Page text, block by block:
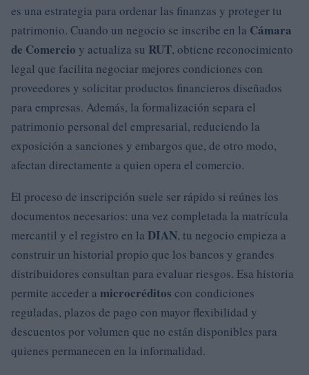
es una estrategia para ordenar las finanzas y proteger tu
patrimonio. Cuando un negocio se inscribe en la Cámara
de Comercio y actualiza su RUT, obtiene reconocimiento
legal que facilita negociar mejores condiciones con
proveedores y solicitar productos financieros diseñados
para empresas. Además, la formalización separa el
patrimonio personal del empresarial, reduciendo la
exposición a sanciones y embargos que, de otro modo,
afectan directamente a quien opera el comercio.
El proceso de inscripción suele ser rápido si reúnes los
documentos necesarios: una vez completada la matrícula
mercantil y el registro en la DIAN, tu negocio empieza a
construir un historial propio que los bancos y grandes
distribuidores consultan para evaluar riesgos. Esa historia
permite acceder a microcréditos con condiciones
reguladas, plazos de pago con mayor flexibilidad y
descuentos por volumen que no están disponibles para
quienes permanecen en la informalidad.